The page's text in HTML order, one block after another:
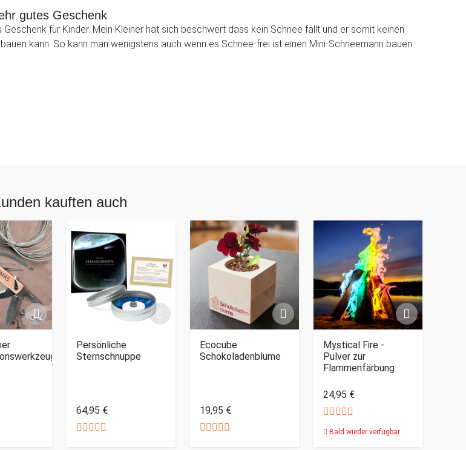
gutes Geschenk
Geschenk für Kinder. Mein Kleiner hat sich beschwert dass kein Schnee fällt und er somit keinen
kann. So kann man wenigstens auch wenn es Schnee-frei ist einen Mini-Schneemann bauen.
kauften auch
Persönliche
Sternschnuppe
64,95 €
Ecocube
Schokoladenblume
19,95 €
Mystical Fire -
Pulver zur
Flammenfärbung
24,95 €
Bald wieder verfügbar